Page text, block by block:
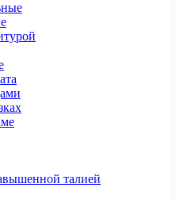
талией